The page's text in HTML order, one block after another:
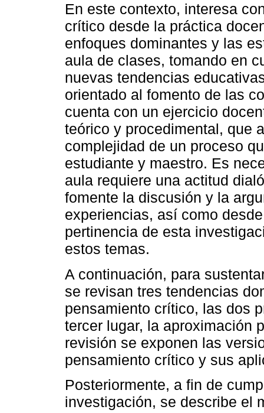
En este contexto, interesa
crítico desde la práctica
enfoques dominantes y las
aula de clases, tomando en
nuevas tendencias
orientado al fomento de las
cuenta con un ejercicio
teórico y procedimental, que
complejidad de un proceso
estudiante y maestro. Es
aula requiere una actitud
fomente la discusión y la
experiencias, así como
pertinencia de esta
estos temas.
A continuación, para
se revisan tres tendencias
pensamiento crítico, las dos
tercer lugar, la aproximación
revisión se exponen las
pensamiento crítico y sus
Posteriormente, a fin de
investigación, se describe el